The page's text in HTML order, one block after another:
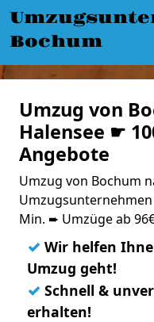
Bochum
Umzug von
Halensee ☛
Angebote
Umzug von Bochum
Min. ➨ Umzüge ab
✓ Wir helfen
Umzug geht!
✓ Schnell &
erhalten!